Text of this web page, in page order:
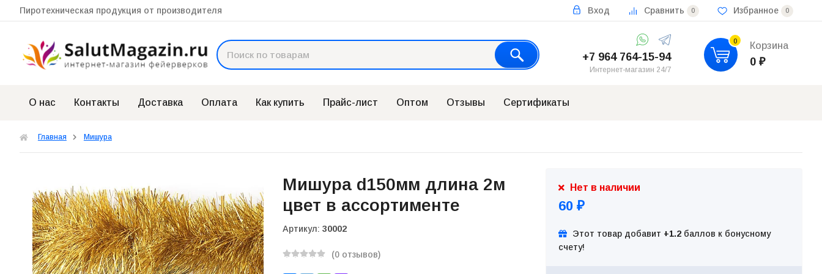
Пиротехническая продукция от производителя Вход Сравнить 0 Избранное 0
+7 964 764-15-94
Интернет-магазин 24/7
0 Корзина
0 ₽
О нас Контакты Доставка Оплата Как купить Прайс-лист Оптом Отзывы Сертификаты
Главная Мишура
Мишура d150мм длина 2м
цвет в ассортименте
Артикул: 30002
(0 отзывов)
Нет в наличии
60 ₽
Этот товар добавит +1.2 баллов к бонусному
счету!